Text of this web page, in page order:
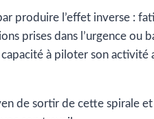
produire l’effet inverse :
prises dans l’urgence ou
à piloter son activité
de sortir de cette spirale